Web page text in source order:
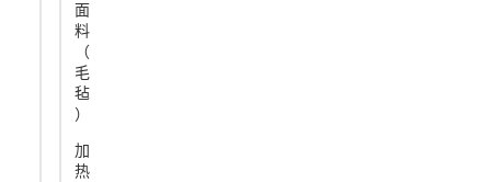
面
料
（
毛
毡
）
加
热